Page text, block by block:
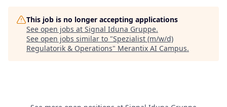
This job is no longer accepting applications
See open jobs at Signal Iduna Gruppe.
See open jobs similar to "Spezialist (m/w/d)
Regulatorik & Operations" Merantix AI Campus.